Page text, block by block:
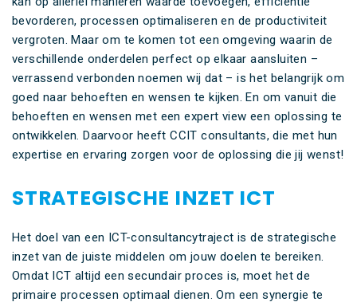
bevorderen, processen optimaliseren en de productiviteit
vergroten. Maar om te komen tot een omgeving waarin de
verschillende onderdelen perfect op elkaar aansluiten –
verrassend verbonden noemen wij dat – is het belangrijk om
goed naar behoeften en wensen te kijken. En om vanuit die
behoeften en wensen met een expert view een oplossing te
ontwikkelen. Daarvoor heeft CCIT consultants, die met hun
expertise en ervaring zorgen voor de oplossing die jij wenst!
STRATEGISCHE INZET ICT
Het doel van een ICT-consultancytraject is de strategische
inzet van de juiste middelen om jouw doelen te bereiken.
Omdat ICT altijd een secundair proces is, moet het de
primaire processen optimaal dienen. Om een synergie te